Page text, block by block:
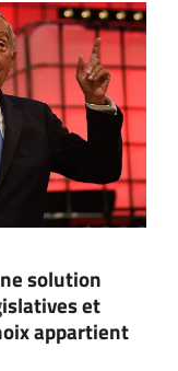
solution
et
appartient